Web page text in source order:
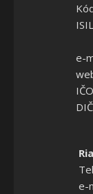
e-
e-